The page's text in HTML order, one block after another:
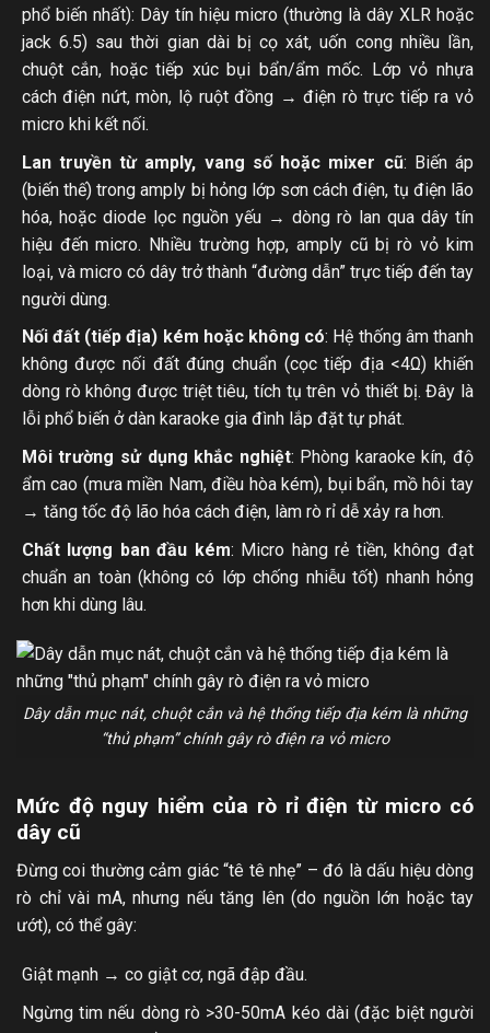
phổ biến nhất): Dây tín hiệu micro (thường là dây XLR hoặc
jack 6.5) sau thời gian dài bị cọ xát, uốn cong nhiều lần,
chuột cắn, hoặc tiếp xúc bụi bẩn/ẩm mốc. Lớp vỏ nhựa
cách điện nứt, mòn, lộ ruột đồng → điện rò trực tiếp ra vỏ
micro khi kết nối.
Lan truyền từ amply, vang số hoặc mixer cũ: Biến áp
(biến thế) trong amply bị hỏng lớp sơn cách điện, tụ điện lão
hóa, hoặc diode lọc nguồn yếu → dòng rò lan qua dây tín
hiệu đến micro. Nhiều trường hợp, amply cũ bị rò vỏ kim
loại, và micro có dây trở thành “đường dẫn” trực tiếp đến tay
người dùng.
Nối đất (tiếp địa) kém hoặc không có: Hệ thống âm thanh
không được nối đất đúng chuẩn (cọc tiếp địa <4Ω) khiến
dòng rò không được triệt tiêu, tích tụ trên vỏ thiết bị. Đây là
lỗi phổ biến ở dàn karaoke gia đình lắp đặt tự phát.
Môi trường sử dụng khắc nghiệt: Phòng karaoke kín, độ
ẩm cao (mưa miền Nam, điều hòa kém), bụi bẩn, mồ hôi tay
→ tăng tốc độ lão hóa cách điện, làm rò rỉ dễ xảy ra hơn.
Chất lượng ban đầu kém: Micro hàng rẻ tiền, không đạt
chuẩn an toàn (không có lớp chống nhiễu tốt) nhanh hỏng
hơn khi dùng lâu.
Dây dẫn mục nát, chuột cắn và hệ thống tiếp địa kém là những
“thủ phạm” chính gây rò điện ra vỏ micro
Mức độ nguy hiểm của rò rỉ điện từ micro có
dây cũ
Đừng coi thường cảm giác “tê tê nhẹ” – đó là dấu hiệu dòng
rò chỉ vài mA, nhưng nếu tăng lên (do nguồn lớn hoặc tay
ướt), có thể gây:
Giật mạnh → co giật cơ, ngã đập đầu.
Ngừng tim nếu dòng rò >30-50mA kéo dài (đặc biệt người